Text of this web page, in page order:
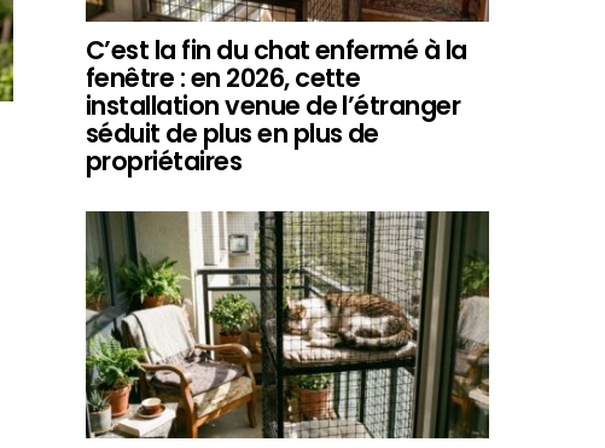
C’est la fin du chat enfermé à la
fenêtre : en 2026, cette
installation venue de l’étranger
séduit de plus en plus de
propriétaires